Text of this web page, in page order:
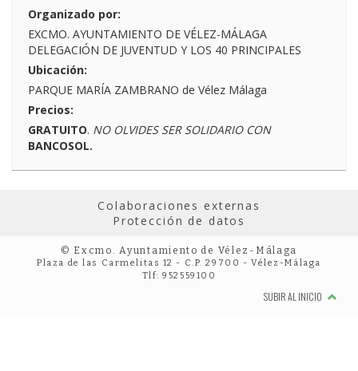
Organizado por:
EXCMO. AYUNTAMIENTO DE VÉLEZ-MÁLAGA
DELEGACIÓN DE JUVENTUD Y LOS 40 PRINCIPALES
Ubicación:
PARQUE MARÍA ZAMBRANO de Vélez Málaga
Precios:
GRATUITO. NO OLVIDES SER SOLIDARIO CON
BANCOSOL.
Colaboraciones externas
Protección de datos
© Excmo. Ayuntamiento de Vélez-Málaga
Plaza de las Carmelitas 12 - C.P. 29700 - Vélez-Málaga
Tlf: 952559100
SUBIR AL INICIO